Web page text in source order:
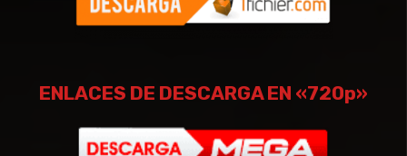
ENLACES DE DESCARGA EN «720p»